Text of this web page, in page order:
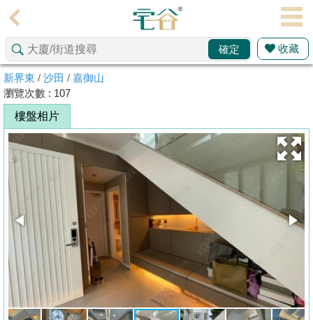
理
主
頁
搵
樓/
成
交
業
主
放
盤
宅
谷
按
確定 收藏
新界東 / 沙田 / 嘉御山
瀏覽次數 : 107
樓盤相片